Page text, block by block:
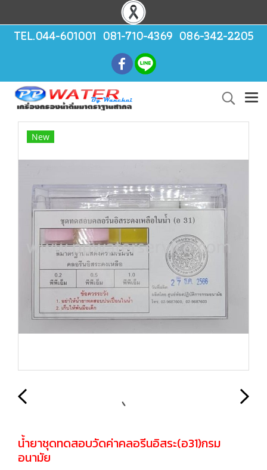
TEL.044-601001 081-710-4369 086-342-2205
New
น้ำยาชุดทดสอบวัดค่าคลอรีนอิสระ(อ31)กรม
อนามัย